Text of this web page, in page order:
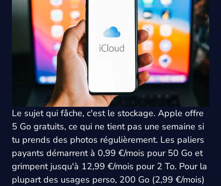
Le sujet qui fâche, c'est le stockage. Apple offre
5 Go gratuits, ce qui ne tient pas une semaine si
tu prends des photos régulièrement. Les paliers
payants démarrent à 0,99 €/mois pour 50 Go et
grimpent jusqu'à 12,99 €/mois pour 2 To. Pour la
plupart des usages perso, 200 Go (2,99 €/mois)